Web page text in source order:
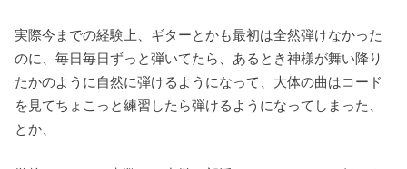
実際今までの経験上、ギターとかも最初は全然弾けなかった
のに、毎日毎日ずっと弾いてたら、あるとき神様が舞い降り
たかのように自然に弾けるようになって、大体の曲はコード
を見てちょこっと練習したら弾けるようになってしまった、
とか、